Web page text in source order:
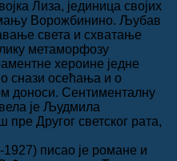
Лиза, јединица својих
Ворожбинино. Љубав
света и схватање
метаморфозу
хероине једне
снази осећања и о
доноси. Сентименталну
је Људмила
Другог светског рата,
писао је романе и